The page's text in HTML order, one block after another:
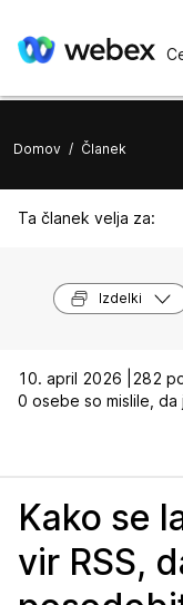
Domov / Članek
Ta članek velja za:
Izdelki
10. april 2026 |
282
0 osebe so mislile,
Kako se
vir RSS,